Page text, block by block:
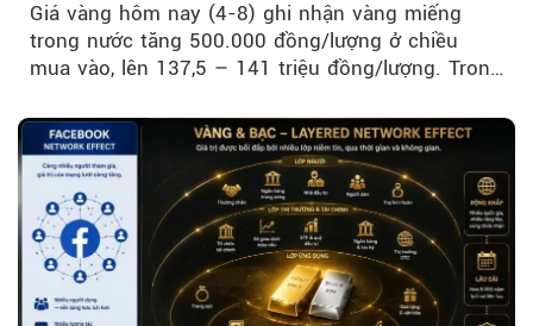
Giá vàng hôm nay (4-8) ghi nhận vàng miếng
trong nước tăng 500.000 đồng/lượng ở chiều
mua vào, lên 137,5 – 141 triệu đồng/lượng. Trong
trì trên ngưỡng 4.000 USD/ounce.